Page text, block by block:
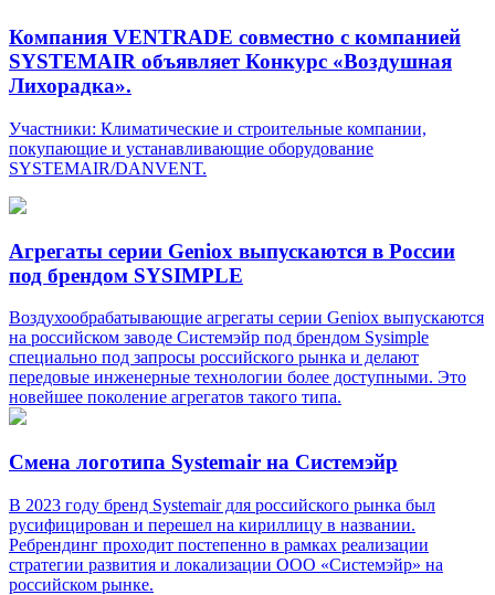
Компания VENTRADE совместно с компанией
SYSTEMAIR объявляет Конкурс «Воздушная
Лихорадка».
Участники: Климатические и строительные компании,
покупающие и устанавливающие оборудование
SYSTEMAIR/DANVENT.
Агрегаты серии Geniox выпускаются в России
под брендом SYSIMPLE
Воздухообрабатывающие агрегаты серии Geniox выпускаются
на российском заводе Системэйр под брендом Sysimple
специально под запросы российского рынка и делают
передовые инженерные технологии более доступными. Это
новейшее поколение агрегатов такого типа.
Смена логотипа Systemair на Системэйр
В 2023 году бренд Systemair для российского рынка был
русифицирован и перешел на кириллицу в названии.
Ребрендинг проходит постепенно в рамках реализации
стратегии развития и локализации ООО «Системэйр» на
российском рынке.